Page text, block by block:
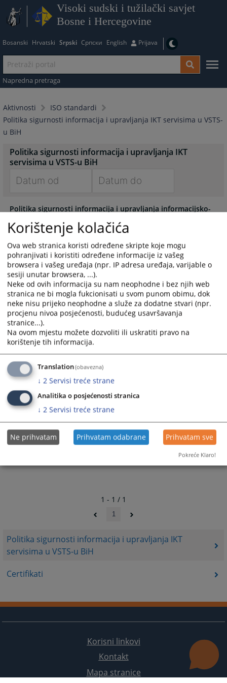
Visoki sudski i tužilački savjet
Bosne i Hercegovine
Bosanski Hrvatski Srpski Српски English Prijava
Napredna pretraga
Aktivnosti
ISO standardi
Politika sigurnosti informacija i upravljanja IKT servisima u VSTS-
u BiH
Politika sigurnosti informacija i upravljanja IKT
servisima u VSTS-u BiH
Certifikati
Politika sigurnosti informacija i upravljanja IKT
servisima u VSTS-u BiH
forward
to
interact
with
the
calendar
and
select
a
date.
Press
the
question
mark
key
to
get
the
keyboard
shortcuts
for
changing
forward
to
interact
with
the
calendar
and
select
a
date.
the
question
mark
key
to
the
keyboard
shortcuts
for
changing
Politika sigurnosti informacija i upravljanja informacijsko-
vijeća Bosne i Hercegovine
1 - 1 / 1
1
Korisni linkovi
Kontakt
Mapa stranice
Korištenje kolačića
Ova web stranica koristi određene skripte koje mogu
pohranjivati i koristiti određene informacije iz vašeg
browsera i vašeg uređaja (npr. IP adresa uređaja, varijable o
sesiji unutar browsera, ...).
Neke od ovih informacija su nam neophodne i bez njih web
stranica ne bi mogla fukcionisati u svom punom obimu, dok
neke nisu prijeko neophodne a služe za dodatne stvari (npr.
procjenu nivoa posjećenosti, budućeg usavršavanja
stranice...).
Na ovom mjestu možete dozvoliti ili uskratiti pravo na
korištenje tih informacija.
Translation(obavezna)
↓ 2 Servisi treće strane
Analitika o posjećenosti stranica
↓ 2 Servisi treće strane
Ne prihvatam Prihvatam odabrane Prihvatam sve
Pokreće Klaro!